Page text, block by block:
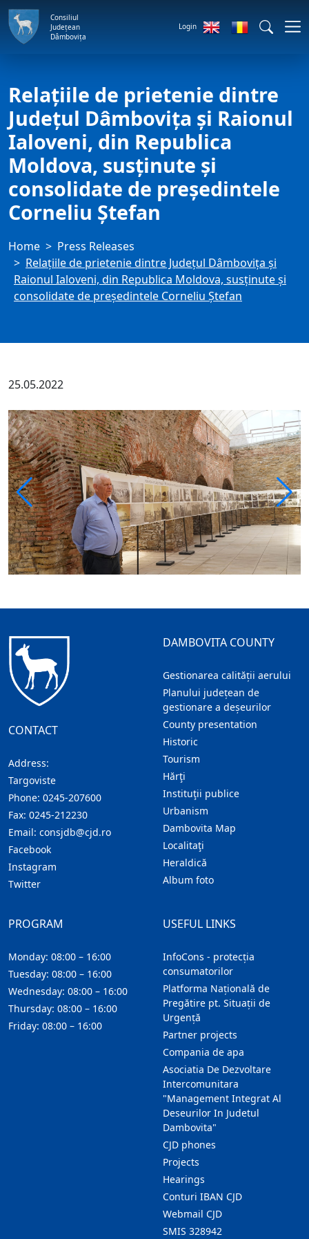
Consiliul
Județean
Dâmbovița
Login
Relațiile de prietenie dintre
Județul Dâmbovița și Raionul
Ialoveni, din Republica
Moldova, susținute și
consolidate de președintele
Corneliu Ștefan
Home
Press Releases
Relațiile de prietenie dintre Județul Dâmbovița și
Raionul Ialoveni, din Republica Moldova, susținute și
consolidate de președintele Corneliu Ștefan
25.05.2022
CONTACT
Address:
Targoviste
Phone: 0245-207600
Fax: 0245-212230
Email: consjdb@cjd.ro
Facebook
Instagram
Twitter
DAMBOVITA COUNTY
Gestionarea calității aerului
Planului județean de
gestionare a deșeurilor
County presentation
Historic
Tourism
Hărţi
Instituţii publice
Urbanism
Dambovita Map
Localitaţi
Heraldică
Album foto
USEFUL LINKS
InfoCons - protecția
consumatorilor
Platforma Națională de
Pregătire pt. Situații de
Urgență
Partner projects
Compania de apa
Asociatia De Dezvoltare
Intercomunitara
"Management Integrat Al
Deseurilor In Judetul
Dambovita"
CJD phones
Projects
Hearings
Conturi IBAN CJD
Webmail CJD
SMIS 328942
PROGRAM
Monday: 08:00 – 16:00
Tuesday: 08:00 – 16:00
Wednesday: 08:00 – 16:00
Thursday: 08:00 – 16:00
Friday: 08:00 – 16:00